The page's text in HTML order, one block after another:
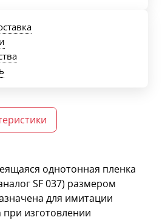
однотонная пленка
SF 037) размером
для имитации
при изготовлении